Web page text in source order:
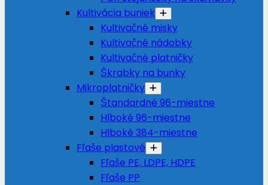
Kultivácia buniek
Kultivačné misky
Kultivačné nádobky
Kultivačné platničky
Škrabky na bunky
Mikroplatničky
Štandardné 96-miestne
Hlboké 96-miestne
Hlboké 384-miestne
Fľaše plastové
Fľaše PE, LDPE, HDPE
Fľaše PP